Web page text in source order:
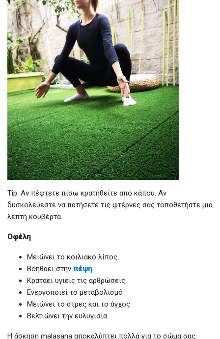
Tip: Αν πέφτετε πίσω κρατηθείτε από κάπου. Αν
δυσκολεύεστε να πατήσετε τις φτέρνες σας τοποθετήστε μια
λεπτή κουβέρτα.
Οφέλη
Μειώνει το κοιλιακό λίπος
Βοηθάει στην πέψη
Κρατάει υγιείς τις αρθρώσεις
Ενεργοποιεί το μεταβολισμό
Μειώνει το στρες και το άγχος
Βελτιώνει την ευλυγισία
Η άσκηση malasana αποκαλύπτει πολλά για το σώμα σας.